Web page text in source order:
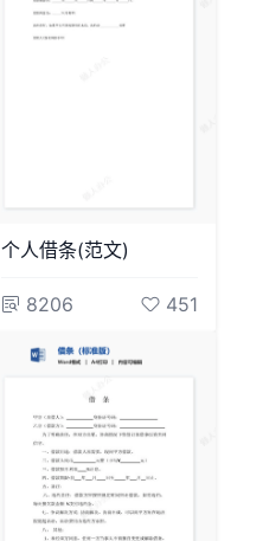
个人借条(范文)
8206 451